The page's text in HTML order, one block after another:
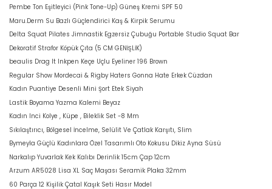
Pembe Ton Eşitleyici (Pink Tone-Up) Güneş Kremi SPF 50
Maru.Derm Su Bazlı Güçlendirici Kaş & Kirpik Serumu
Delta Squat Pilates Jimnastik Egzersiz Çubuğu Portable Studio Squat Bar
Dekoratif Strafor Köpük Çıta (5 CM GENİŞLİK)
beaulis Drag It Inkpen Keçe Uçlu Eyeliner 196 Brown
Regular Show Mordecai & Rigby Haters Gonna Hate Erkek Cüzdan
Kadın Puantiye Desenli Mini Şort Etek Siyah
Lastik Boyama Yazma Kalemi Beyaz
Kadın Inci Kolye , Küpe , Bileklik Set -8 Mm
Sıkılaştırıcı, Bölgesel İncelme, Selülit Ve Çatlak Karşıtı, Slim
Bymeyla Güçlü Kadınlara Özel Tasarımlı Oto Kokusu Dikiz Ayna Süsü
Narkalıp Yuvarlak Kek Kalıbı Derinlik 15cm Çap 12cm
Arzum AR5028 Lisa XL Saç Maşası Seramik Plaka 32mm
60 Parça 12 Kişilik Çatal Kaşık Seti Hasır Model